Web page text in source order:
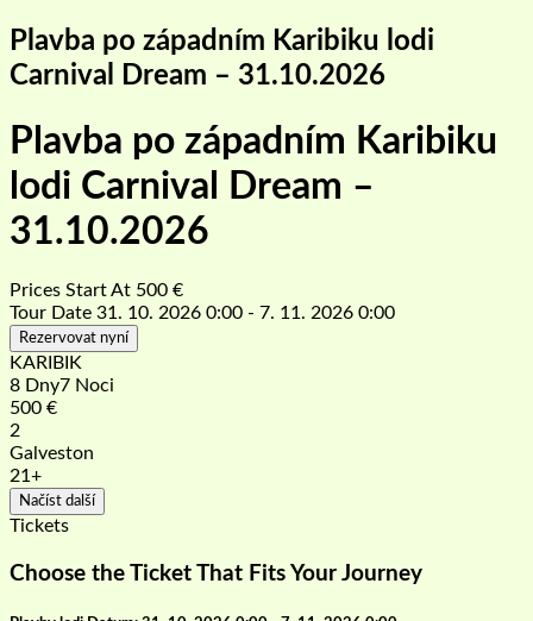
Plavba po západním Karibiku lodi
Carnival Dream – 31.10.2026
Plavba po západním Karibiku
lodi Carnival Dream –
31.10.2026
Prices Start At 500 €
Tour Date 31. 10. 2026 0:00 - 7. 11. 2026 0:00
Rezervovat nyní
KARIBIK
8 Dny7 Noci
500 €
2
Galveston
21+
Načíst další
Tickets
Choose the Ticket That Fits Your Journey